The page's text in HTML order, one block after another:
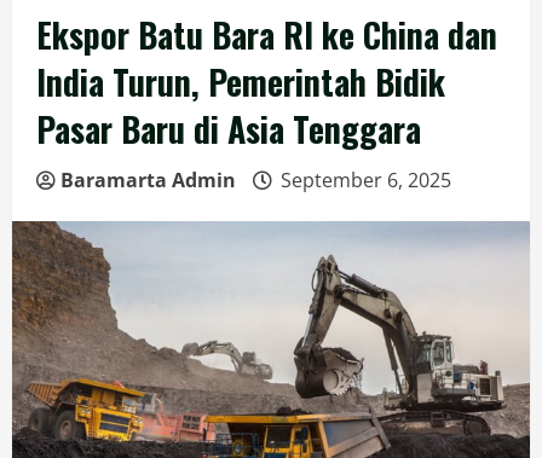
Ekspor Batu Bara RI ke China dan
India Turun, Pemerintah Bidik
Pasar Baru di Asia Tenggara
Baramarta Admin September 6, 2025